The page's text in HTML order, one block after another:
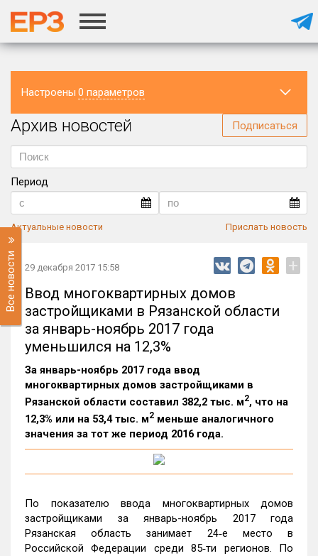
Настроены 0 параметров
Регион
Архив новостей Подписаться
Период
Актуальные новости Прислать новость
Все новости 29 декабря 2017 15:58 +
Ввод многоквартирных домов
застройщиками в Рязанской области
за январь-ноябрь 2017 года
уменьшился на 12,3%
За январь-ноябрь 2017 года ввод
многоквартирных домов застройщиками в
Рязанской области составил 382,2 тыс. м2, что на
12,3% или на 53,4 тыс. м2 меньше аналогичного
значения за тот же период 2016 года.
По показателю ввода многоквартирных домов
застройщиками за январь-ноябрь 2017 года
Рязанская область занимает 24‑е место в
Российской Федерации среди 85‑ти регионов. По